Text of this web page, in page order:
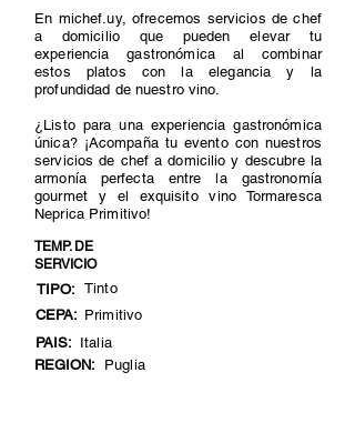
En michef.uy, ofrecemos servicios de chef
a domicilio que pueden elevar tu
experiencia gastronómica al combinar
estos platos con la elegancia y la
profundidad de nuestro vino.
¿Listo para una experiencia gastronómica
única? ¡Acompaña tu evento con nuestros
servicios de chef a domicilio y descubre la
armonía perfecta entre la gastronomía
gourmet y el exquisito vino Tormaresca
Neprica Primitivo!
TEMP. DE
SERVICIO
TIPO: Tinto
CEPA: Primitivo
PAIS: Italia
REGION:
Puglia